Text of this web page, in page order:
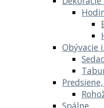
Obývacie